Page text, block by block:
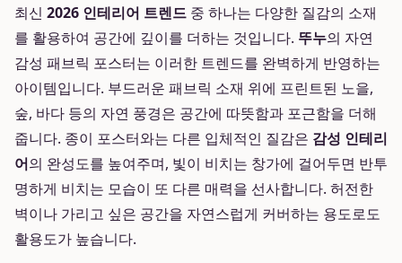
최신 2026 인테리어 트렌드 중 하나는 다양한 질감의 소재
를 활용하여 공간에 깊이를 더하는 것입니다. 뚜누의 자연
감성 패브릭 포스터는 이러한 트렌드를 완벽하게 반영하는
아이템입니다. 부드러운 패브릭 소재 위에 프린트된 노을,
숲, 바다 등의 자연 풍경은 공간에 따뜻함과 포근함을 더해
줍니다. 종이 포스터와는 다른 입체적인 질감은 감성 인테리
어의 완성도를 높여주며, 빛이 비치는 창가에 걸어두면 반투
명하게 비치는 모습이 또 다른 매력을 선사합니다. 허전한
벽이나 가리고 싶은 공간을 자연스럽게 커버하는 용도로도
활용도가 높습니다.